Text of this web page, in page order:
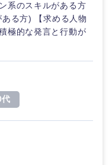
系のスキルがある方
る方) 【求める人物
極的な発言と行動が
代